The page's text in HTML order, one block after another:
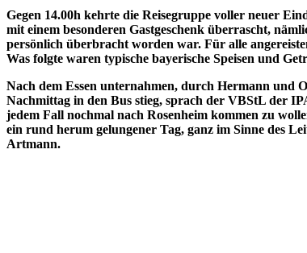
Gegen 14.00h kehrte die Reisegruppe voller neuer
mit einem besonderen Gastgeschenk überrascht,
persönlich überbracht worden war. Für alle
Was folgte waren typische bayerische Speisen und
Nach dem Essen unternahmen, durch Hermann und
Nachmittag in den Bus stieg, sprach der VBStL der
jedem Fall nochmal nach Rosenheim kommen zu
ein rund herum gelungener Tag, ganz im Sinne des
Artmann.